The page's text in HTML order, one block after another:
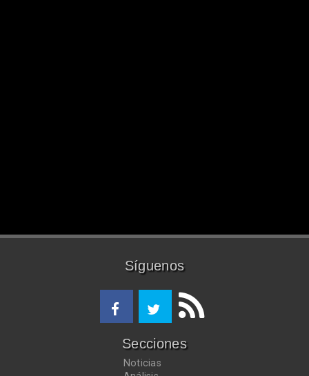
Síguenos
Secciones
Noticias